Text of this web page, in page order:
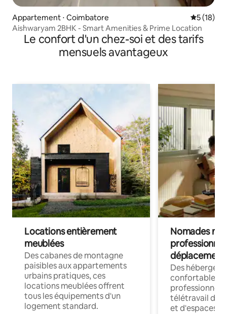
Appartement ⋅ Coimbatore
5 (18)
Aishwaryam 2BHK - Smart Amenities & Prime Location
Le confort d'un chez-soi et des tarifs
mensuels avantageux
Locations entièrement
meublées
Des cabanes de montagne
paisibles aux appartements
urbains pratiques, ces
locations meublées offrent
tous les équipements d'un
logement standard.
Nomades
déplacement
Des
confortables
professionnels
télétravail
et d'espaces